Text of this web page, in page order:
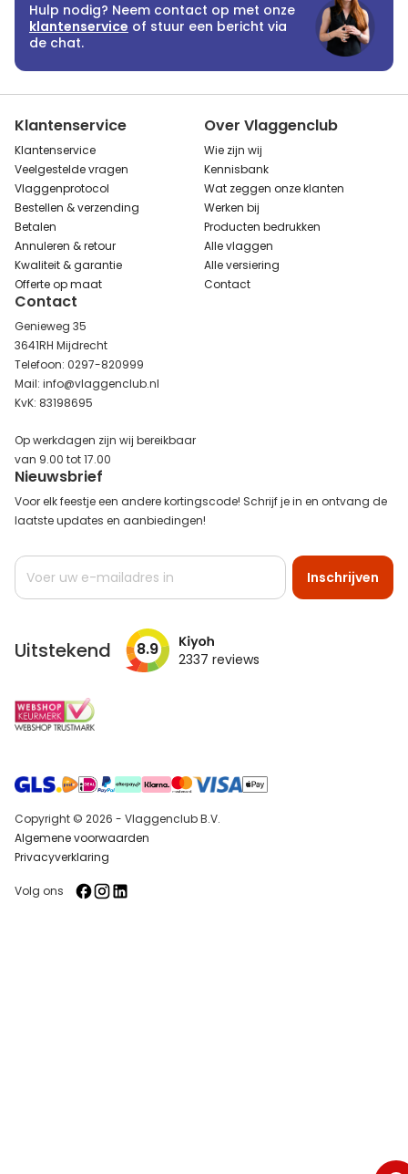
Hulp nodig? Neem contact op met onze
klantenservice of stuur een bericht via
de chat.
Klantenservice
Klantenservice
Veelgestelde vragen
Vlaggenprotocol
Bestellen & verzending
Betalen
Annuleren & retour
Kwaliteit & garantie
Offerte op maat
Over Vlaggenclub
Wie zijn wij
Kennisbank
Wat zeggen onze klanten
Werken bij
Producten bedrukken
Alle vlaggen
Alle versiering
Contact
Contact
Genieweg 35
3641RH Mijdrecht
Telefoon: 0297-820999
Mail: info@vlaggenclub.nl
KvK: 83198695
Op werkdagen zijn wij bereikbaar
van 9.00 tot 17.00
Nieuwsbrief
Voor elk feestje een andere kortingscode! Schrijf je in en ontvang de
laatste updates en aanbiedingen!
Abonneer
op
Inschrijven
Uitstekend 8.9 2337 reviews
Copyright © 2026 - Vlaggenclub B.V.
Algemene voorwaarden
Privacyverklaring
Volg ons